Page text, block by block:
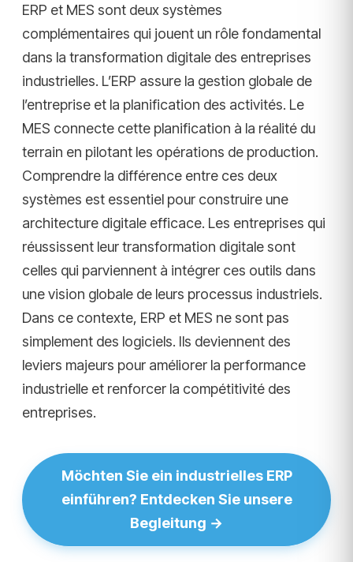
ERP et MES sont deux systèmes
complémentaires qui jouent un rôle fondamental
dans la transformation digitale des entreprises
industrielles. L’ERP assure la gestion globale de
l’entreprise et la planification des activités. Le
MES connecte cette planification à la réalité du
terrain en pilotant les opérations de production.
Comprendre la différence entre ces deux
systèmes est essentiel pour construire une
architecture digitale efficace. Les entreprises qui
réussissent leur transformation digitale sont
celles qui parviennent à intégrer ces outils dans
une vision globale de leurs processus industriels.
Dans ce contexte, ERP et MES ne sont pas
simplement des logiciels. Ils deviennent des
leviers majeurs pour améliorer la performance
industrielle et renforcer la compétitivité des
entreprises.
Möchten Sie ein industrielles ERP
einführen? Entdecken Sie unsere
Begleitung →